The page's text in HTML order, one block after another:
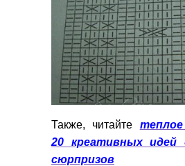
Также, читайте теплое
20 креативных идей
сюрпризов